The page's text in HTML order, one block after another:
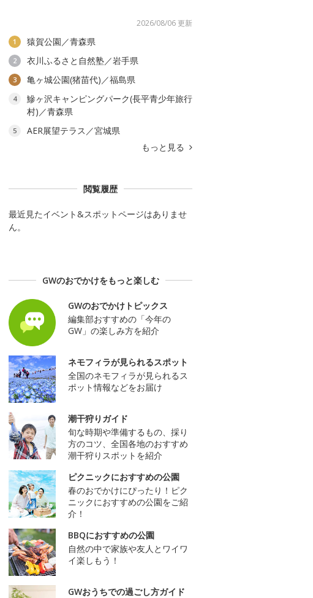
2026/08/06 更新
1 猿賀公園／青森県
2 衣川ふるさと自然塾／岩手県
3 亀ヶ城公園(猪苗代)／福島県
4
鰺ヶ沢キャンピングパーク(長平青少年旅行
村)／青森県
5
AER展望テラス／宮城県
もっと見る
閲覧履歴
最近見たイベント&スポットページはありませ
ん。
GWのおでかけをもっと楽しむ
GWのおでかけトピックス
編集部おすすめの「今年の
GW」の楽しみ方を紹介
ネモフィラが見られるスポット
全国のネモフィラが見られるス
ポット情報などをお届け
潮干狩りガイド
旬な時期や準備するもの、採り
方のコツ、全国各地のおすすめ
潮干狩りスポットを紹介
ピクニックにおすすめの公園
春のおでかけにぴったり！ピク
ニックにおすすめの公園をご紹
介！
BBQにおすすめの公園
自然の中で家族や友人とワイワ
イ楽しもう！
GWおうちでの過ごし方ガイド